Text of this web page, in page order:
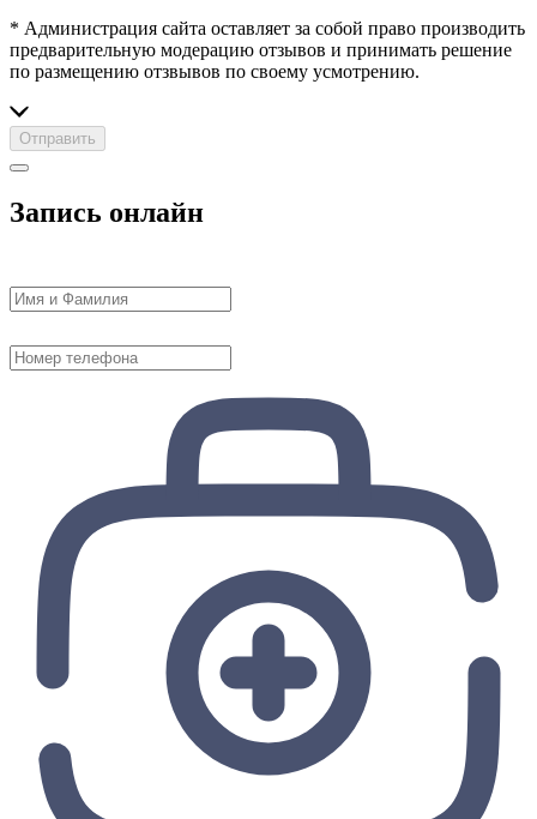
* Администрация сайта оставляет за собой право производить
предварительную модерацию отзывов и принимать решение
по размещению отзвывов по своему усмотрению.
Отправить
Запись онлайн